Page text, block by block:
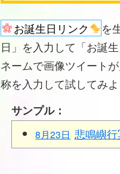
お誕生日リンク
を
日」を入力して「お誕
ネームで画像ツイート
称を入力して試してみよ
サンプル：
8月23日 悲鳴嶼